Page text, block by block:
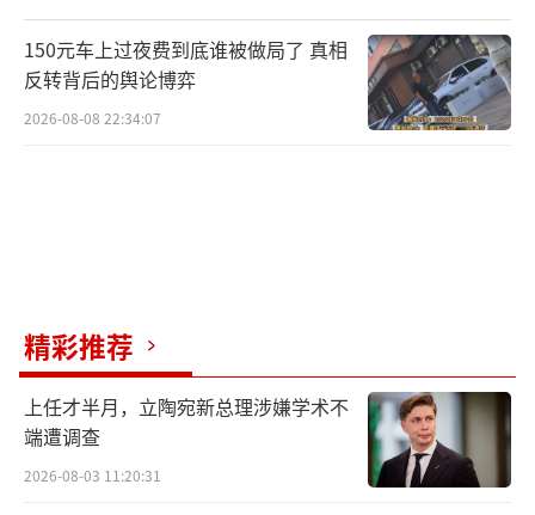
150元车上过夜费到底谁被做局了 真相
反转背后的舆论博弈
2026-08-08 22:34:07
精彩推荐
上任才半月，立陶宛新总理涉嫌学术不
端遭调查
2026-08-03 11:20:31